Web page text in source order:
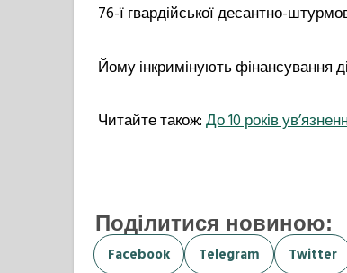
76-ї гвардійської десантно-
Йому інкримінують фінансування
Читайте також:До 10 років
Поділитися новиною:
Facebook Telegram Twitter